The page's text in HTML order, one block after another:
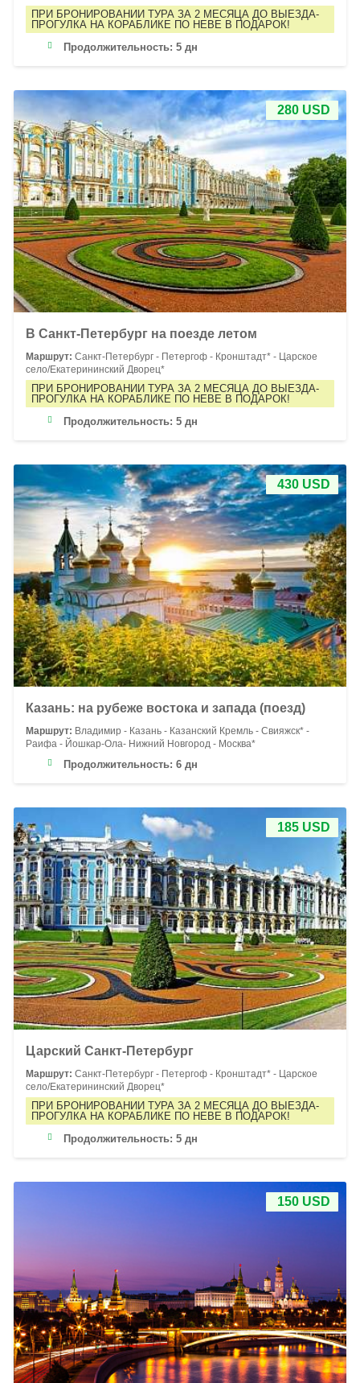
ПРИ БРОНИРОВАНИИ ТУРА ЗА 2 МЕСЯЦА ДО ВЫЕЗДА-
ПРОГУЛКА НА КОРАБЛИКЕ ПО НЕВЕ В ПОДАРОК!
Продолжительность: 5 дн
280 USD
В Санкт-Петербург на поезде летом
Маршрут: Санкт-Петербург - Петергоф - Кронштадт* - Царское
село/Екатерининский Дворец*
ПРИ БРОНИРОВАНИИ ТУРА ЗА 2 МЕСЯЦА ДО ВЫЕЗДА-
ПРОГУЛКА НА КОРАБЛИКЕ ПО НЕВЕ В ПОДАРОК!
Продолжительность: 5 дн
430 USD
Казань: на рубеже востока и запада (поезд)
Маршрут: Владимир - Казань - Казанский Кремль - Свияжск* -
Раифа - Йошкар-Ола- Нижний Новгород - Москва*
Продолжительность: 6 дн
185 USD
Царский Санкт-Петербург
Маршрут: Санкт-Петербург - Петергоф - Кронштадт* - Царское
село/Екатерининский Дворец*
ПРИ БРОНИРОВАНИИ ТУРА ЗА 2 МЕСЯЦА ДО ВЫЕЗДА-
ПРОГУЛКА НА КОРАБЛИКЕ ПО НЕВЕ В ПОДАРОК!
Продолжительность: 5 дн
150 USD